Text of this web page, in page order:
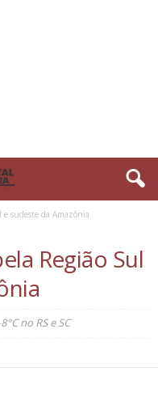
e sudeste da Amazônia
Região Sul
no RS e SC